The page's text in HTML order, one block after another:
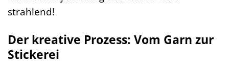
strahlend!
Der kreative Prozess: Vom Garn zur
Stickerei